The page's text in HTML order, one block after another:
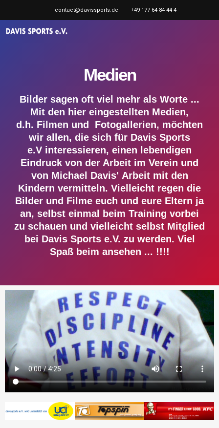
contact@davissports.de +49 177 64 84 44 4
Medien
Bilder sagen oft viel mehr als Worte ...
Mit den hier eingestellten Medien,
d.h. Filmen und Fotogallerien, möchten
wir allen, die sich für Davis Sports
e.V interessieren, einen lebendigen
Eindruck von der Arbeit im Verein und
von Michael Davis' Arbeit mit den
Kindern vermitteln. Vielleicht regen die
Bilder und Filme euch und eure Eltern ja
an, selbst einmal beim Training vorbei
zu schauen und vielleicht selbst Mitglied
bei Davis Sports e.V. zu werden. Viel
Spaß beim ansehen ... !!!!